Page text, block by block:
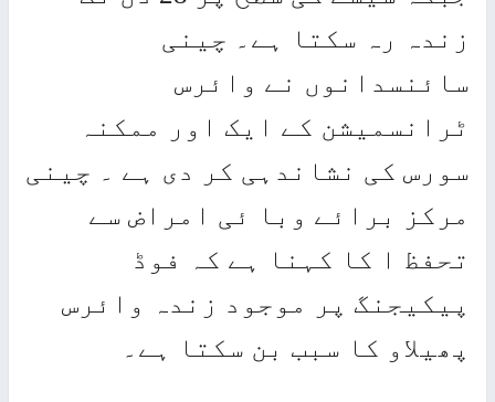
رہ سکتا ہے۔ چینی
نے وائرس
کے ایک اور ممکنہ
کی نشاندہی کر دی ہے ۔ چینی
برائے وبا ئی امراض سے
ا کا کہنا ہے کہ فوڈ
پر موجود زندہ وائرس
کا سبب بن سکتا ہے۔